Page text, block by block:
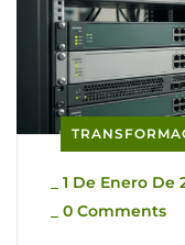
1 De Enero De
0 Comments